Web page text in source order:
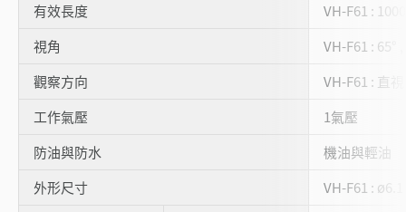
有效長度
VH-F61 :
視角
VH-F61 : 65°
觀察方向
VH-F61 : 直
工作氣壓
1氣壓
防油與防水
機油與輕油
外形尺寸
VH-F61 :